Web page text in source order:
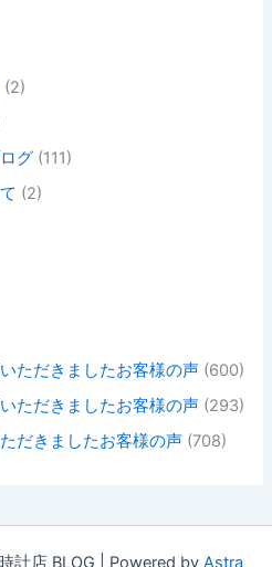
(2)
グ (111)
(2)
ただきましたお客様の声 (600)
ただきましたお客様の声 (293)
だきましたお客様の声 (708)
計店 BLOG | Powered by Astra